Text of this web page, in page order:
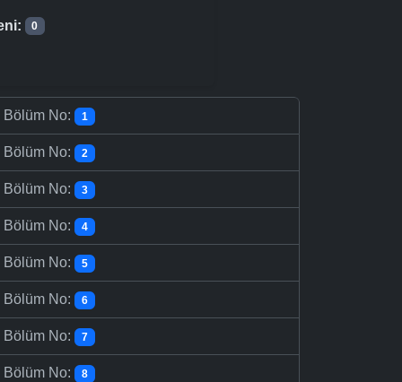
0
Bölüm No: 1
Bölüm No: 2
Bölüm No: 3
Bölüm No: 4
Bölüm No: 5
Bölüm No: 6
Bölüm No: 7
Bölüm No: 8